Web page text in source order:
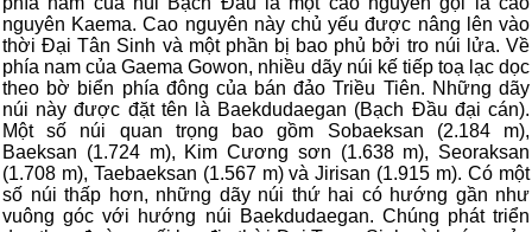
nguyên Kaema. Cao nguyên này chủ yếu được nâng lên vào
thời Đại Tân Sinh và một phần bị bao phủ bởi tro núi lửa. Về
phía nam của Gaema Gowon, nhiều dãy núi kế tiếp toạ lạc dọc
theo bờ biển phía đông của bán đảo Triều Tiên. Những dãy
núi này được đặt tên là Baekdudaegan (Bạch Đầu đại cán).
Một số núi quan trọng bao gồm Sobaeksan (2.184 m),
Baeksan (1.724 m), Kim Cương sơn (1.638 m), Seoraksan
(1.708 m), Taebaeksan (1.567 m) và Jirisan (1.915 m). Có một
số núi thấp hơn, những dãy núi thứ hai có hướng gần như
vuông góc với hướng núi Baekdudaegan. Chúng phát triển